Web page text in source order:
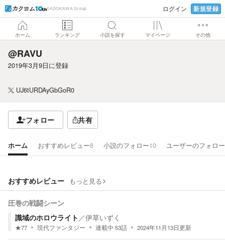
KADOKAWA Group ログイン 新規登録
ホーム ランキング 小説を探す マイページ その他
@RAVU
2019年3月9日に登録
UJ6tURDAyGbGoR0
フォロー 共有
ホーム おすすめレビュー8 小説のフォロー10 ユーザーのフォロー
おすすめレビュー もっと見る
圧巻の戦闘シーン
識域のホロウライト ／伊草いずく
★77 現代ファンタジー 連載中 53話 2024年11月13日更新